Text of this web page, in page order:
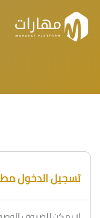
الكتل
تسجيل الدخول